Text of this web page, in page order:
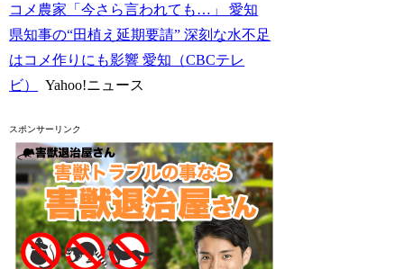
コメ農家「今さら言われても…」 愛知
県知事の“田植え延期要請” 深刻な水不足
はコメ作りにも影響 愛知（CBCテレ
ビ）
Yahoo!ニュース
スポンサーリンク